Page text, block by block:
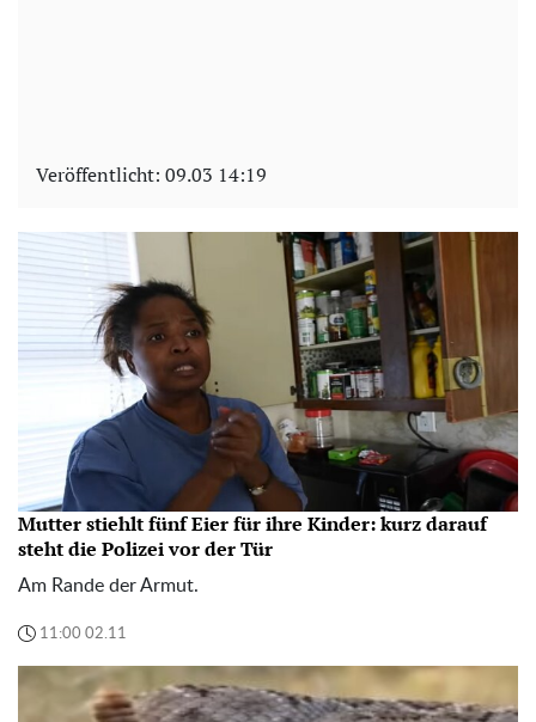
Veröffentlicht: 09.03 14:19
Mutter stiehlt fünf Eier für ihre Kinder: kurz darauf
steht die Polizei vor der Tür
Am Rande der Armut.
11:00 02.11